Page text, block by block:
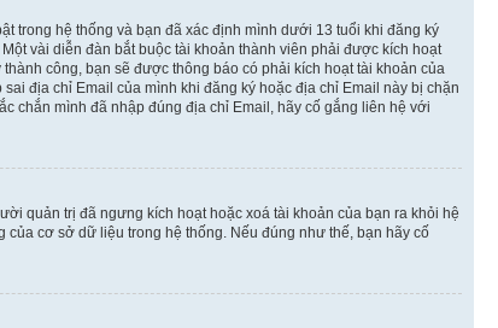
trong hệ thống và bạn đã xác định mình dưới 13 tuổi khi đăng ký
vài diễn đàn bắt buộc tài khoản thành viên phải được kích hoạt
công, bạn sẽ được thông báo có phải kích hoạt tài khoản của
địa chỉ Email của mình khi đăng ký hoặc địa chỉ Email này bị chặn
chắn mình đã nhập đúng địa chỉ Email, hãy cố gắng liên hệ với
quản trị đã ngưng kích hoạt hoặc xoá tài khoản của bạn ra khỏi hệ
cơ sở dữ liệu trong hệ thống. Nếu đúng như thế, bạn hãy cố